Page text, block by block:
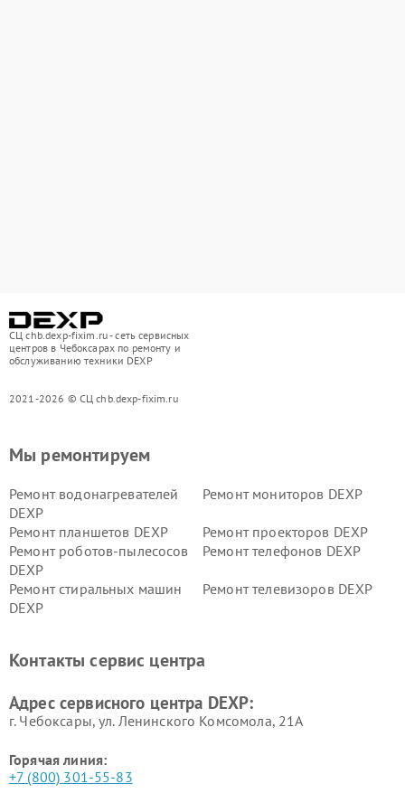
СЦ chb.dexp-fixim.ru - сеть сервисных
центров в Чебоксарах по ремонту и
обслуживанию техники DEXP
2021-2026 © СЦ chb.dexp-fixim.ru
Мы ремонтируем
Ремонт водонагревателей
DEXP
Ремонт мониторов DEXP
Ремонт планшетов DEXP
Ремонт проекторов DEXP
Ремонт роботов-пылесосов
DEXP
Ремонт телефонов DEXP
Ремонт стиральных машин
DEXP
Ремонт телевизоров DEXP
Ремонт серверов DEXP
Ремонт мини пк DEXP
Контакты сервис центра
Адрес сервисного центра DEXP:
г. Чебоксары, ул. Ленинского Комсомола, 21А
Горячая линия:
+7 (800) 301-55-83